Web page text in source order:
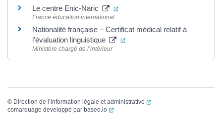
Le centre Enic-Naric (ouverture dans un nouvel
France éducation international
Nationalité française – Certificat médical relatif à
l’évaluation linguistique
(ouverture dans un nouvel
Ministère chargé de l’intérieur
© Direction de l’information légale et administrative
(ouverture dans un
comarquage developpé par baseo.io (ouverture dans un nouvel onglet)